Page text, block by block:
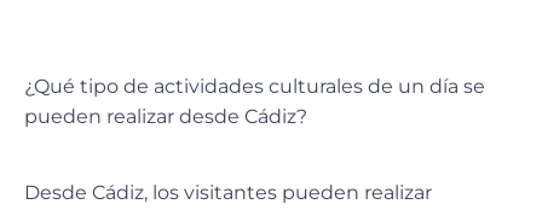
¿Qué tipo de actividades culturales de un día se
pueden realizar desde Cádiz?
Desde Cádiz, los visitantes pueden realizar